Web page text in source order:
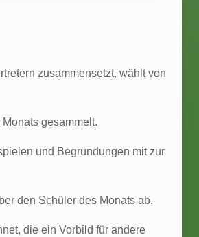
zusammensetzt, wählt von
gesammelt.
und Begründungen mit zur
den Schüler des Monats ab.
die ein Vorbild für andere